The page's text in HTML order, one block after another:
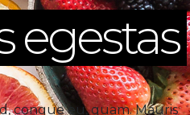
egestas
congue eu, quam. Mauris